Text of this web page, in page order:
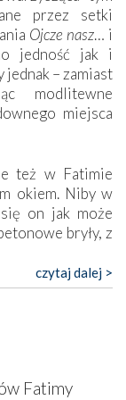
przez setki
Ojcze nasz… i
jedność jak i
– zamiast
modlitewne
miejsca
też w Fatimie
okiem. Niby w
on jak może
bryły, z
z żywą,
bunkry albo
bardziej
o ustawionym
na którym
postać jakby
kulturowym
czytaj dalej >
Fatimy